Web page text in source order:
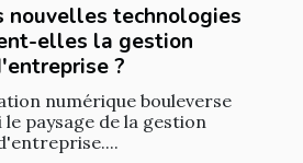
nouvelles technologies
elles la gestion
?
numérique bouleverse
paysage de la gestion